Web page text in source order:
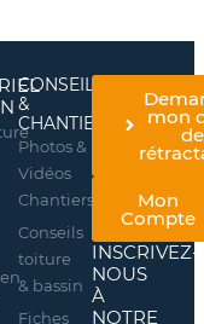
CONSEILS
&
CHANTIERS
Photos &
Vidéos
Chantiers
Conseils
toiture
& bassin
Fiches
mon
de
Mon
Compte
INSCRIVEZ-
NOUS
À
NOTRE